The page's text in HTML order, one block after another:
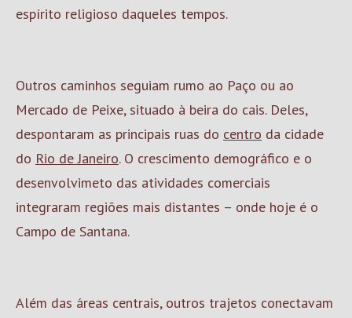
espírito religioso daqueles tempos.
Outros caminhos seguiam rumo ao Paço ou ao
Mercado de Peixe, situado à beira do cais. Deles,
despontaram as principais ruas do centro da cidade
do Rio de Janeiro. O crescimento demográfico e o
desenvolvimeto das atividades comerciais
integraram regiões mais distantes – onde hoje é o
Campo de Santana.
Além das áreas centrais, outros trajetos conectavam